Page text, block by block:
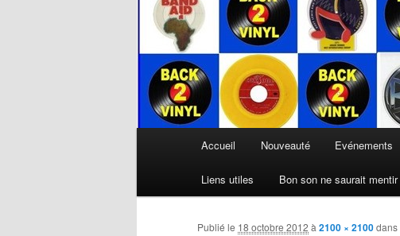
Accueil Nouveauté Evénements
Liens utiles Bon son ne saurait mentir
Publié le 18 octobre 2012 à2100 × 2100dans